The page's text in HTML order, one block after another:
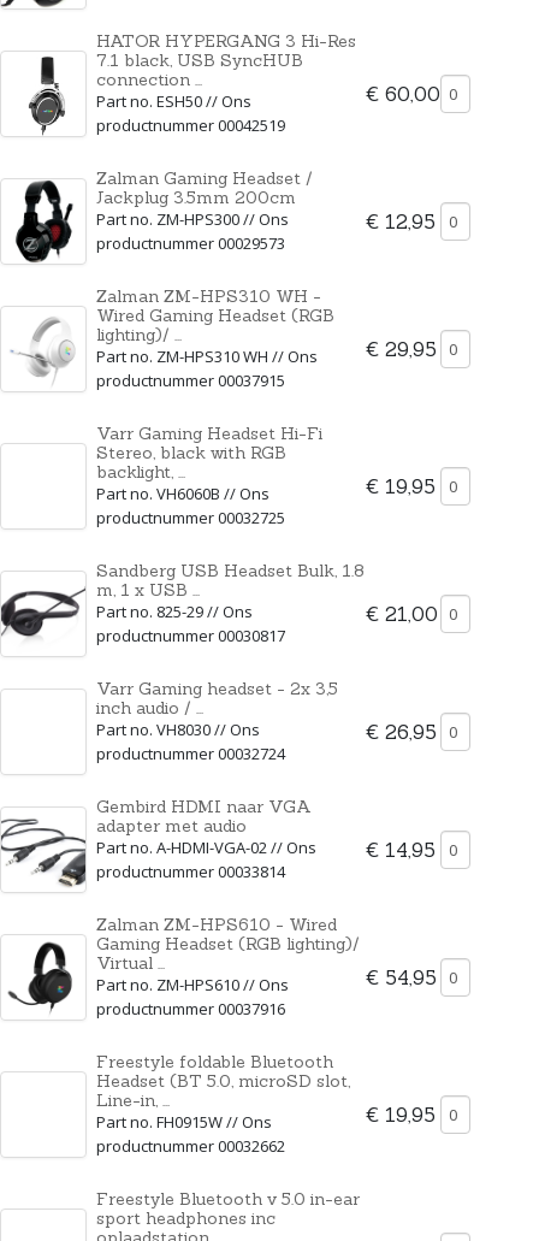
HATOR HYPERGANG 3 Hi-Res
7.1 black, USB SyncHUB
connection ...
Part no. ESH50 // Ons
productnummer 00042519
€ 60,00
Zalman Gaming Headset /
Jackplug 3.5mm 200cm
Part no. ZM-HPS300 // Ons
productnummer 00029573
€ 12,95
Zalman ZM-HPS310 WH -
Wired Gaming Headset (RGB
lighting)/ ...
Part no. ZM-HPS310 WH // Ons
productnummer 00037915
€ 29,95
Varr Gaming Headset Hi-Fi
Stereo, black with RGB
backlight, ...
Part no. VH6060B // Ons
productnummer 00032725
€ 19,95
Sandberg USB Headset Bulk, 1.8
m, 1 x USB ...
Part no. 825-29 // Ons
productnummer 00030817
€ 21,00
Varr Gaming headset - 2x 3,5
inch audio / ...
Part no. VH8030 // Ons
productnummer 00032724
€ 26,95
Gembird HDMI naar VGA
adapter met audio
Part no. A-HDMI-VGA-02 // Ons
productnummer 00033814
€ 14,95
Zalman ZM-HPS610 - Wired
Gaming Headset (RGB lighting)/
Virtual ...
Part no. ZM-HPS610 // Ons
productnummer 00037916
€ 54,95
Freestyle foldable Bluetooth
Headset (BT 5.0, microSD slot,
Line-in, ...
Part no. FH0915W // Ons
productnummer 00032662
€ 19,95
Freestyle Bluetooth v 5.0 in-ear
sport headphones inc